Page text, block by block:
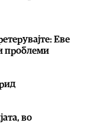
Еве
проблеми
во